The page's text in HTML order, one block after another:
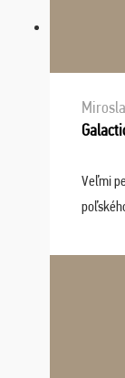
Veľmi